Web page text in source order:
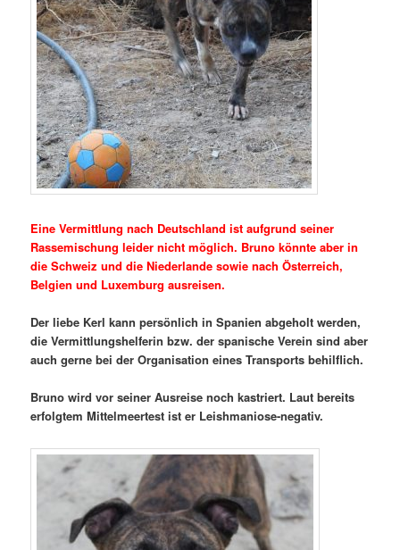
Eine Vermittlung nach Deutschland ist aufgrund seiner
Rassemischung leider nicht möglich. Bruno könnte aber in
die Schweiz und die Niederlande sowie nach Österreich,
Belgien und Luxemburg ausreisen.
Der liebe Kerl kann persönlich in Spanien abgeholt werden,
die Vermittlungshelferin bzw. der spanische Verein sind aber
auch gerne bei der Organisation eines Transports behilflich.
Bruno wird vor seiner Ausreise noch kastriert. Laut bereits
erfolgtem Mittelmeertest ist er Leishmaniose-negativ.